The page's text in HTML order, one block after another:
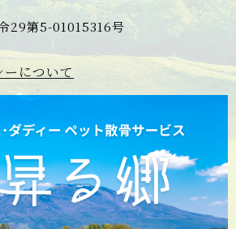
29第5-01015316号
について